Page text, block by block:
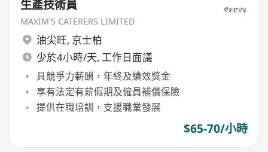
生產技術員
MAXIM'S CATERERS LIMITED
油尖旺, 京士柏
少於4小時/天, 工作日面議
具競爭力薪酬，年終及績效獎金
享有法定有薪假期及僱員補償保險
提供在職培訓，支援職業發展
$65-70/小時